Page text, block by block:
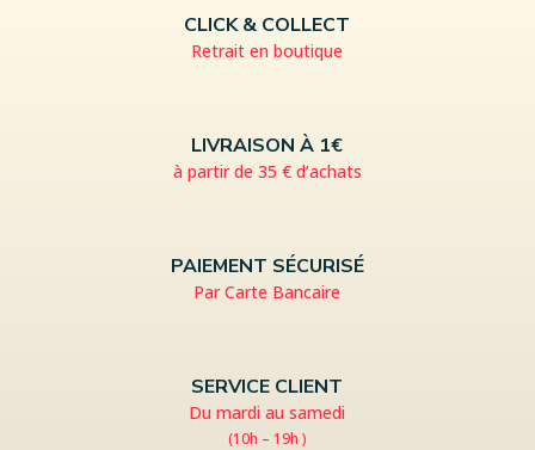
CLICK & COLLECT
Retrait en boutique
LIVRAISON À 1€
à partir de 35 € d’achats
PAIEMENT SÉCURISÉ
Par Carte Bancaire
SERVICE CLIENT
Du mardi au samedi
(10h – 19h )